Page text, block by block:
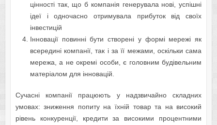
цінності так, що б компанія генерувала нові, успішні
ідеї і одночасно отримувала прибуток від своїх
інвестицій
Інновації повинні бути створені у формі мережі як
всередині компанії, так і за її межами, оскільки сама
мережа, а не окремі особи, є головним будівельним
матеріалом для інновацій.
Сучасні компанії працюють у надзвичайно складних
умовах: зниження попиту на їхній товар та на високий
рівень конкуренції, кредити за високими процентними